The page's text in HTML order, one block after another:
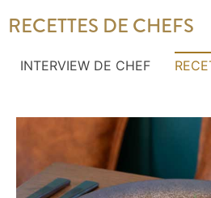
RECETTES DE CHEFS
INTERVIEW DE CHEF